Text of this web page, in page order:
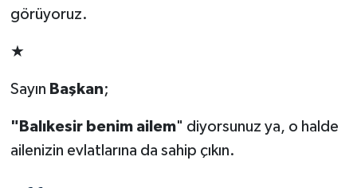
görüyoruz.
★
Sayın Başkan;
"Balıkesir benim ailem" diyorsunuz ya, o halde
ailenizin evlatlarına da sahip çıkın.